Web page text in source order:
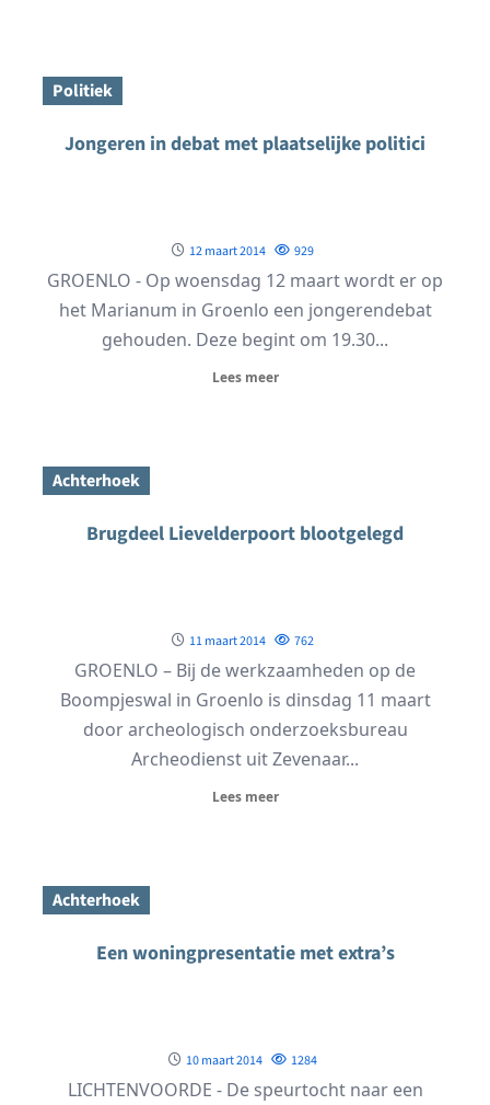
Politiek
Jongeren in debat met plaatselijke politici
12 maart 2014 929
GROENLO - Op woensdag 12 maart wordt er op
het Marianum in Groenlo een jongerendebat
gehouden. Deze begint om 19.30...
Lees meer
Achterhoek
Brugdeel Lievelderpoort blootgelegd
11 maart 2014 762
GROENLO – Bij de werkzaamheden op de
Boompjeswal in Groenlo is dinsdag 11 maart
door archeologisch onderzoeksbureau
Archeodienst uit Zevenaar...
Lees meer
Achterhoek
Een woningpresentatie met extra’s
10 maart 2014 1284
LICHTENVOORDE - De speurtocht naar een